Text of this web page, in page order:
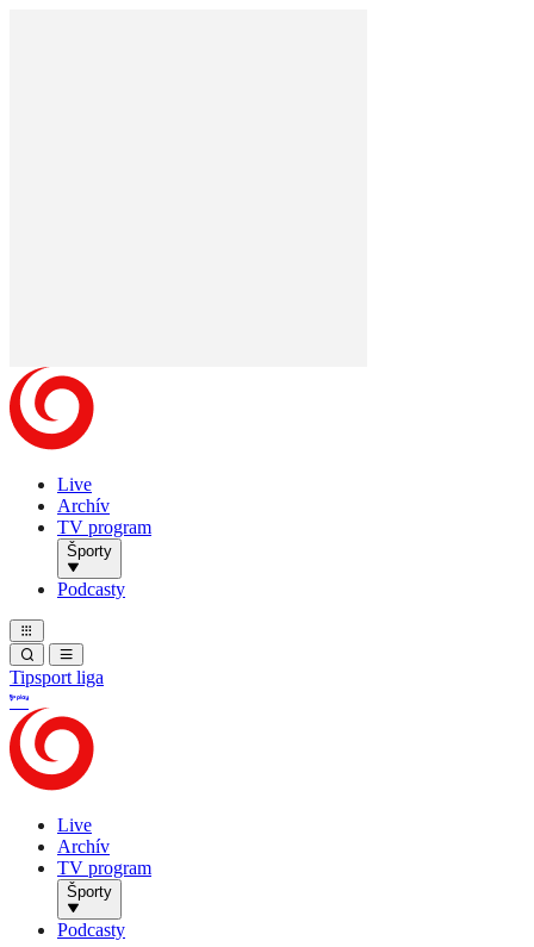
Live
Archív
TV program
Športy
Podcasty
Tipsport liga
Live
Archív
TV program
Športy
Podcasty